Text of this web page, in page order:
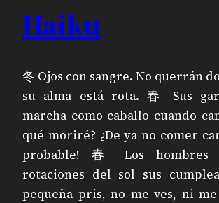
Haiku
冬 Ojos con sangre. No querrán
su alma está rota. 春 Sus
marcha como caballo cuando
qué moriré? ¿De ya no comer
probable! 春 Los hombres
rotaciones del sol sus
pequeña pris, no me ves, ni